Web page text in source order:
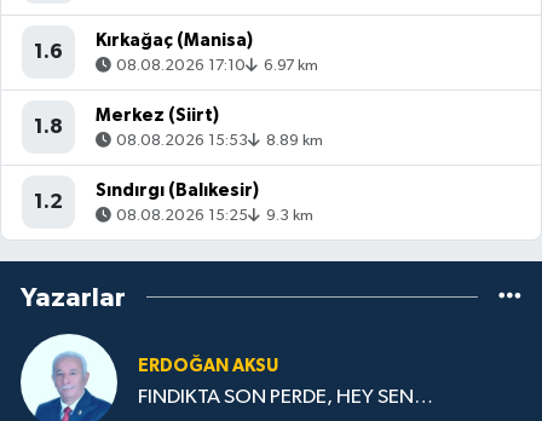
1.6
Kırkağaç (Manisa)
08.08.2026 17:10 6.97 km
1.8
Merkez (Siirt)
08.08.2026 15:53 8.89 km
1.2
Sındırgı (Balıkesir)
08.08.2026 15:25 9.3 km
Yazarlar
ERDOĞAN AKSU
FINDIKTA SON PERDE, HEY SEN…